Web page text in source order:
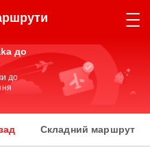
до
до
Складний маршрут